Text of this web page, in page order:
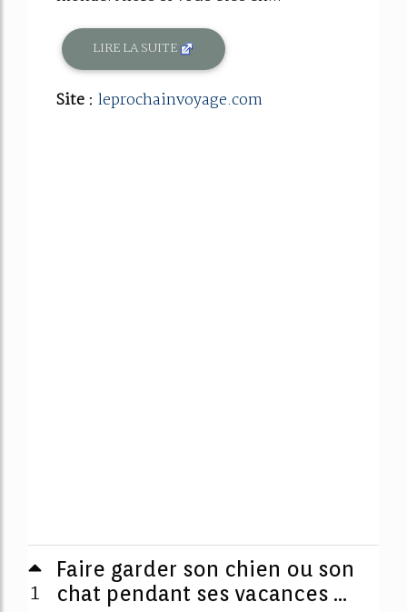
LIRE LA SUITE
Site : leprochainvoyage.com
1
Faire garder son chien ou son
chat pendant ses vacances ...